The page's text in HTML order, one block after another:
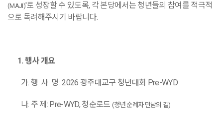
(MAJI)'로 성장할 수 있도록, 각 본당에서는 청년들의 참여를 적극적
으로 독려해주시기 바랍니다.
1. 행사 개요
가. 행 사 명: 2026광주대교구 청년대회 Pre-WYD
나. 주 제 : Pre-WYD, 청순로드(청년 순례자 만남의 길)